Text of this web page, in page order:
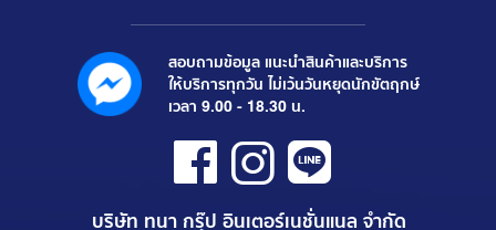
สอบถามข้อมูล แนะนำสินค้าและบริการ
ให้บริการทุกวัน ไม่เว้นวันหยุดนักขัตฤกษ์
เวลา 9.00 - 18.30 น.
บริษัท ทนา กรุ๊ป อินเตอร์เนชั่นแนล จำกัด